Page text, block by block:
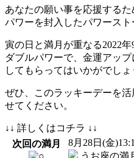
あなたの願い事を応援する
パワーを封入したパワースト
寅の日と満月 が重なる2022年
ダブルパワーで、金運アッ
してもらってはいかがでしょ
ぜひ、このラッキーデーを
せてください。
↓↓ 詳しくはコチラ ↓↓
次回の満月
8月 28日(金